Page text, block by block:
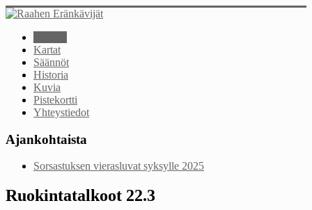
Kartat
Säännöt
Historia
Kuvia
Pistekortti
Yhteystiedot
Ajankohtaista
Sorsastuksen vierasluvat syksylle 2025
Ruokintatalkoot 22.3